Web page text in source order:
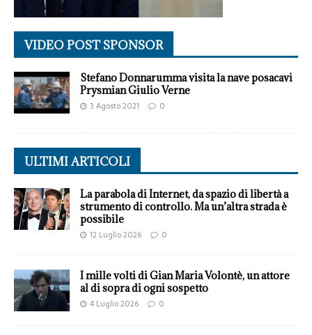
VIDEO POST SPONSOR
Stefano Donnarumma visita la nave posacavi
Prysmian Giulio Verne
3 Agosto 2021 0
ULTIMI ARTICOLI
La parabola di Internet, da spazio di libertà a
strumento di controllo. Ma un’altra strada è
possibile
12 Luglio 2026 0
I mille volti di Gian Maria Volontè, un attore
al di sopra di ogni sospetto
4 Luglio 2026 0